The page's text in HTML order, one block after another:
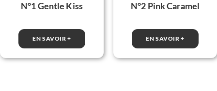
à
65,00 €
N°1 Gentle Kiss
EN SAVOIR +
prix
à
N°2 Pink Caramel
EN SAVOIR +